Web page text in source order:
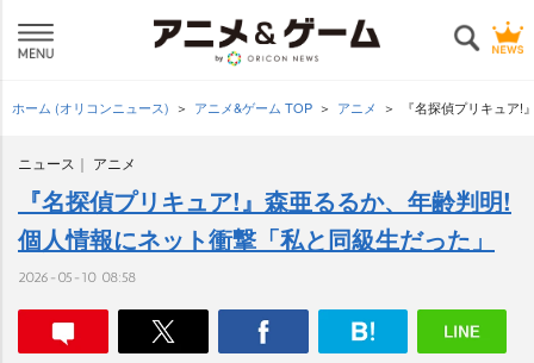
ホーム (オリコンニュース) アニメ&ゲーム TOP アニメ 『名探偵プリキュア
ニュース アニメ
『名探偵プリキュア!』森亜るるか、年齢判明!
個人情報にネット衝撃「私と同級生だった」
2026-05-10 08:58